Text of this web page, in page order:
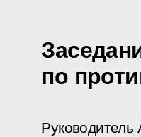
по